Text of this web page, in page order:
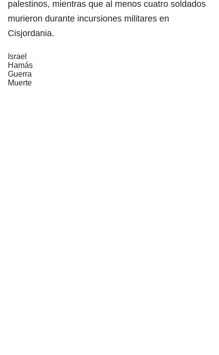
palestinos, mientras que al menos cuatro soldados
murieron durante incursiones militares en
Cisjordania.
Israel
Hamás
Guerra
Muerte